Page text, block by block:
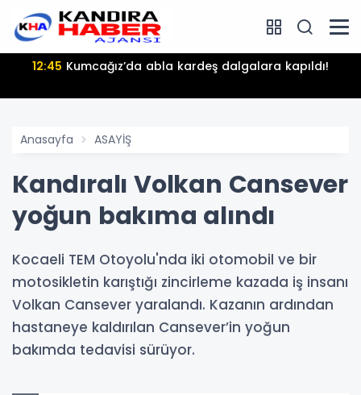
12:45 Kumcağız’da abla kardeş dalgalara kapıldı!
Anasayfa ASAYİŞ
Kandıralı Volkan Cansever
yoğun bakıma alındı
Kocaeli TEM Otoyolu'nda iki otomobil ve bir
motosikletin karıştığı zincirleme kazada iş insanı
Volkan Cansever yaralandı. Kazanın ardından
hastaneye kaldırılan Cansever’in yoğun
bakımda tedavisi sürüyor.